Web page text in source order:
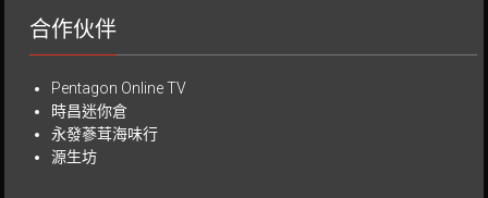
合作伙伴
Pentagon Online TV
時昌迷你倉
永發蔘茸海味行
源生坊